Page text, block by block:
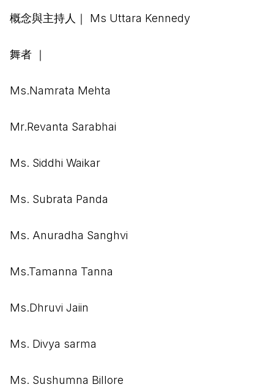
概念與主持人｜ Ms Uttara Kennedy
舞者 ｜
Ms.Namrata Mehta
Mr.Revanta Sarabhai
Ms. Siddhi Waikar
Ms. Subrata Panda
Ms. Anuradha Sanghvi
Ms.Tamanna Tanna
Ms.Dhruvi Jaiin
Ms. Divya sarma
Ms. Sushumna Billore